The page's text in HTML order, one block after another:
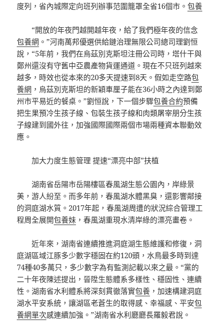
度列，省內城際定向班列辦事范圍籠罩全省16個市。包養
“開放的年夜門越開越年夜，給了我們極年夜的信念
包養網 。”河南萬邦優選供給鏈治理無限公司總司理劉恒
說，“5年前，我們在烏茲別克斯坦注冊公司時，塔什干與
鄭州還沒有守舊中亞農產物貨運通道。現在不只班列越來
越多，時效也從本來的20多天提速到8天。假如走空路包
養網 ，烏茲別克斯坦的新穎車厘子能在36小時之內達到鄭
州市平易近的餐桌。”劉恒說，下一個步驟包養合約預備
把生果預冷生孩子線、包裝生孩子線和肉類屠宰朋分生孩
子線建到國外往，加強國際國際兩個市場兩種資本聯動效
應。
加大力度生態管理 提速“漂亮中部”扶植
湖南省岳陽市岳陽樓區春風湖生態公園內，岸綠景
美，游人紛至。而多年前，春風湖水體黑臭，還影響鄰接
的洞庭湖水質。2017年起，春風湖周遭的狀況綜合管理工
程周全展開包養妹 ，春風湖重現水清岸綠的漂亮畫卷。
近年來，湖南省連續推進洞庭湖生態維護和修復，洞
庭湖區域江豚多少數字穩固在約120頭，水鳥最多時到達
74種40多萬只，多少數字為有監測記載以來之最。“黨的
二十年夜陳述提出，晉陞生態體系多樣性、穩固性、連續
性。湖南省水利體系將深刻貫徹落實包養 ，加速構建洞庭
湖水平安系統，讓湖區老蒼生的取得感、幸福感、平安包
養網單次感連續加強。”湖南省水利廳廳長羅毅君說。